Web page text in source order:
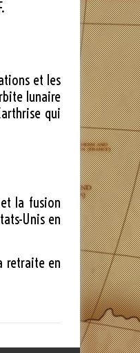
et les
lunaire
qui
la fusion
Unis en
retraite en